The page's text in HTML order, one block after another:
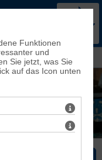
Funktionen
und
Sie jetzt, was Sie
auf das Icon unten